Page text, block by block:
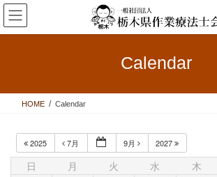
コ
ン
テ
ス
ナ
ビ
ゲ
ン
Calendar
HOME Calendar
2025 7月 9月 2027
日 月 火 水 木